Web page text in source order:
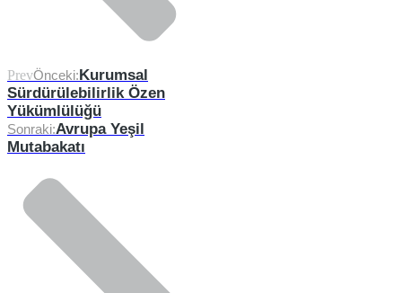
PrevÖnceki:Kurumsal
Sürdürülebilirlik Özen
Yükümlülüğü
Sonraki:Avrupa Yeşil
Mutabakatı